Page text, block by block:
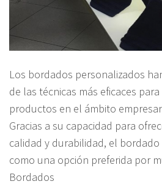
Los bordados personalizados
de las técnicas más eficaces
productos en el ámbito
Gracias a su capacidad para
calidad y durabilidad, el
como una opción preferida por
Bordados